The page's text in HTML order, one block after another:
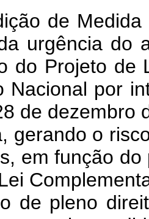
de Medida
urgência do
do Projeto de
Nacional por
de dezembro
gerando o
em função
de pleno